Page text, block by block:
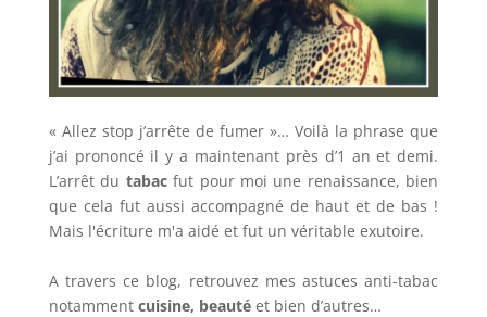
« Allez stop j’arrête de fumer »… Voilà la phrase que
j’ai prononcé il y a maintenant près d’1 an et demi.
L’arrêt du tabacfut pour moi une renaissance, bien
que cela fut aussi accompagné de haut et de bas !
Mais l'écriture m'a aidé et fut un véritable exutoire.
A travers ce blog, retrouvez mes astuces anti-tabac
notamment cuisine, beautéet bien d’autres…